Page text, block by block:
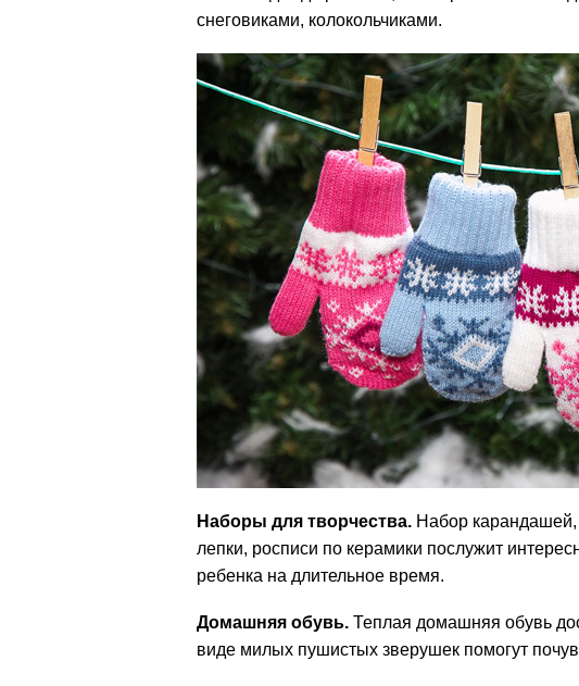
снеговиками, колокольчиками.
Наборы для творчества. Набор карандашей,
лепки, росписи по керамики послужит
ребенка на длительное время.
Домашняя обувь. Теплая домашняя обувь
виде милых пушистых зверушек помогут